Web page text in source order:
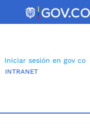
Iniciar sesión en gov co
INTRANET